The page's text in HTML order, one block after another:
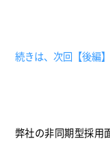
続きは、次回【後編
弊社の非同期型採用